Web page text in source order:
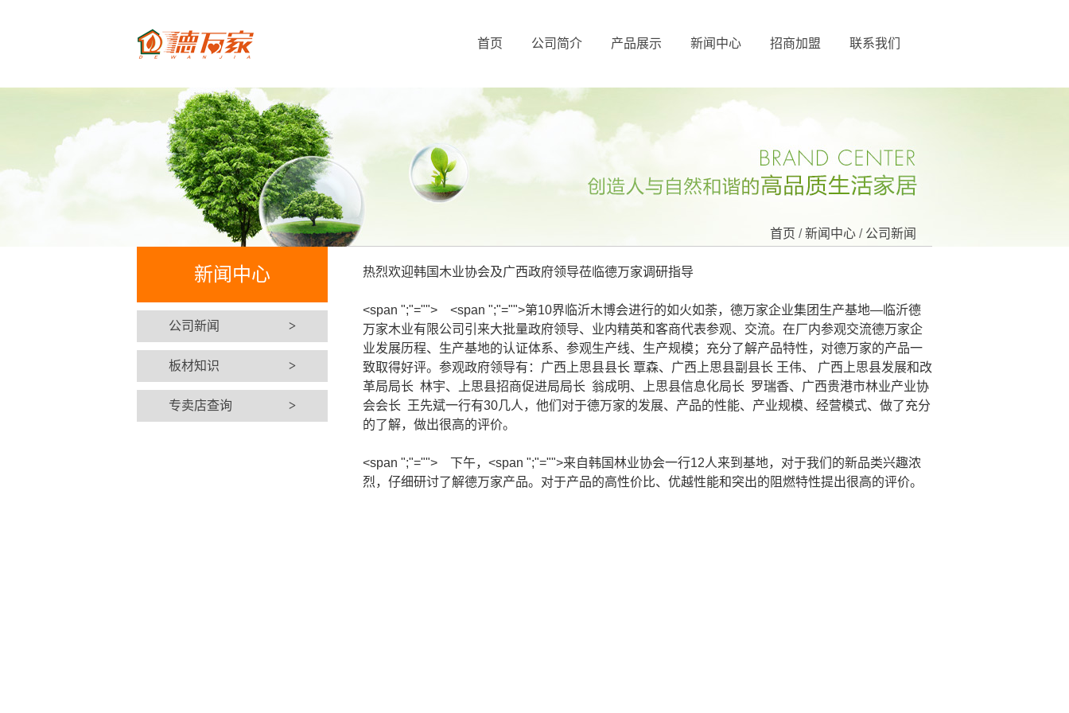
首页 公司简介 产品展示 新闻中心 招商加盟 联系我们
新闻中心
公司新闻 >
板材知识 >
专卖店查询 >
首页 / 新闻中心 / 公司新闻
热烈欢迎韩国木业协会及广西政府领导莅临德万家调研指导
<span ";"=""> <span ";"="">第10界临沂木博会进行的如火如荼，德万家企业集团生产基地—临沂德
万家木业有限公司引来大批量政府领导、业内精英和客商代表参观、交流。在厂内参观交流德万家企
业发展历程、生产基地的认证体系、参观生产线、生产规模；充分了解产品特性，对德万家的产品一
致取得好评。参观政府领导有：广西上思县县长 覃森、广西上思县副县长 王伟、 广西上思县发展和改
革局局长 林宇、上思县招商促进局局长 翁成明、上思县信息化局长 罗瑞香、广西贵港市林业产业协
会会长 王先斌一行有30几人，他们对于德万家的发展、产品的性能、产业规模、经营模式、做了充分
的了解，做出很高的评价。
<span ";"=""> 下午，<span ";"="">来自韩国林业协会一行12人来到基地，对于我们的新品类兴趣浓
烈，仔细研讨了解德万家产品。对于产品的高性价比、优越性能和突出的阻燃特性提出很高的评价。